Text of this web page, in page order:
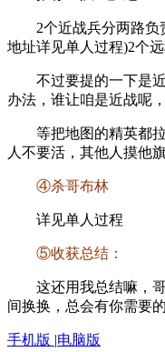
2个近战兵分两路负
地址详见单人过程)2个
不过要提的一下是近
办法，谁让咱是近战呢
等把地图的精英都拉
人不要活，其他人摸他
④杀哥布林
详见单人过程
⑤收获总结：
这还用我总结嘛，哥
间换换，总会有你需要的
手机版 |电脑版